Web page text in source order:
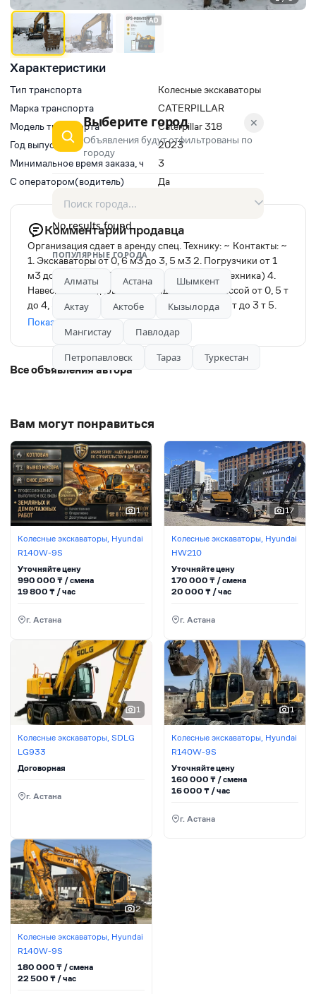
Характеристики
Тип транспорта
Колесные экскаваторы
Марка транспорта
CATERPILLAR
Модель транспорта
Caterpillar 318
Год выпуска
2023
Минимальное время заказа, ч
3
С оператором(водитель)
Да
AD
Комментарий продавца
Организация сдает в аренду спец. Технику: ~ Контакты: ~
1. Экскаваторы от 0, 6 м3 до 3, 5 м3 2. Погрузчики от 1
м3 до 5 м3 3. ДСТ (дорожно строительная техника) 4.
Навесное оборудование: — гидромолоты массой от 0, 5 т
до 4, 5 т — вибропогружатели массой от 1, 5 т до 3 т 5.
Ямобуры диаметром от 80 мм. До 300 мм. * А так же
выполняет объемы по земельным работам, дорожно-
строительным работам, СМР (наружные сети
водоснабжения и канализации, тепловые сети,
электросети) — ПОД КЛЮЧ*
Показать
Все объявления автора
Вам могут понравиться
1
Колесные экскаваторы, Hyundai
R140W-9S
Уточняйте цену
990 000 ₸ / сменa
19 800 ₸ / час
г. Астана
17
Колесные экскаваторы, Hyundai
HW210
Уточняйте цену
170 000₸ / сменa
20 000₸ / час
г. Астана
1
Колесные экскаваторы, SDLG
LG933
Договорная
г. Астана
1
Колесные экскаваторы, Hyundai
R140W-9S
Уточняйте цену
160 000₸ / сменa
16 000₸ / час
г. Астана
2
Колесные экскаваторы, Hyundai
R140W-9S
180 000 ₸ / сменa
22 500 ₸ / час
✕
Выберите город
Объявления будут отфильтрованы по
городу
No results found
ПОПУЛЯРНЫЕ ГОРОДА
Алматы Астана
Шымкент
Актау
Актобе
Кызылорда
Мангистау
Павлодар
Петропавловск
Тараз Туркестан